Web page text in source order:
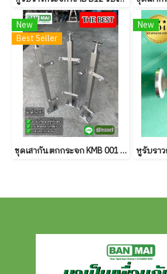
New
Best Seller
ชุดเสากันตกกระจก KMB 001 ผิวด้าน
New